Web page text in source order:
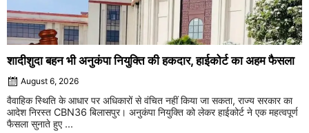
शादीशुदा बहन भी अनुकंपा नियुक्ति की हकदार, हाईकोर्ट का अहम फैसला
August 6, 2026
वैवाहिक स्थिति के आधार पर अधिकारों से वंचित नहीं किया जा सकता, राज्य सरकार का
आदेश निरस्त CBN36 बिलासपुर। अनुकंपा नियुक्ति को लेकर हाईकोर्ट ने एक महत्वपूर्ण
फैसला सुनाते हुए ...